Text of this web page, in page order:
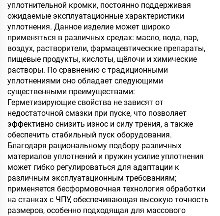
уплотнительной кромки, постоянно поддерживая
ожидаемые эксплуатационные характеристики
уплотнения. Данное изделие может широко
применяться в различных средах: масло, вода, пар,
воздух, растворители, фармацевтические препараты,
пищевые продукты, кислоты, щёлочи и химические
растворы. По сравнению с традиционными
уплотнениями оно обладает следующими
существенными преимуществами:
Герметизирующие свойства не зависят от
недостаточной смазки при пуске, что позволяет
эффективно снизить износ и силу трения, а также
обеспечить стабильный пуск оборудования.
Благодаря рациональному подбору различных
материалов уплотнений и пружин усилие уплотнения
может гибко регулироваться для адаптации к
различным эксплуатационным требованиям;
применяется бесформовочная технология обработки
на станках с ЧПУ, обеспечивающая высокую точность
размеров, особенно подходящая для массового